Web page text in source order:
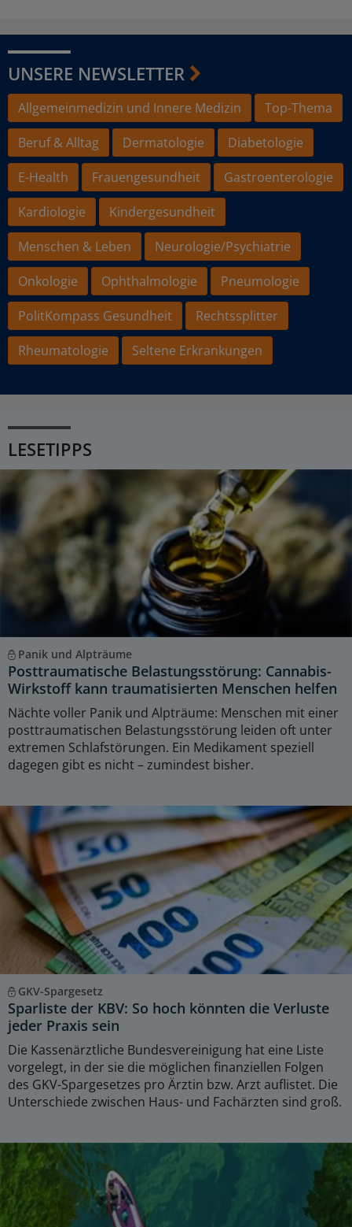
UNSERE NEWSLETTER
Allgemeinmedizin und Innere Medizin
Top-Thema
Beruf & Alltag
Dermatologie
Diabetologie
E-Health
Frauengesundheit
Gastroenterologie
Kardiologie
Kindergesundheit
Menschen & Leben
Neurologie/Psychiatrie
Onkologie
Ophthalmologie
Pneumologie
PolitKompass Gesundheit
Rechtssplitter
Rheumatologie
Seltene Erkrankungen
LESETIPPS
Panik und Alpträume
Posttraumatische Belastungsstörung: Cannabis-
Wirkstoff kann traumatisierten Menschen helfen
Nächte voller Panik und Alpträume: Menschen mit einer
posttraumatischen Belastungsstörung leiden oft unter
extremen Schlafstörungen. Ein Medikament speziell
dagegen gibt es nicht – zumindest bisher.
GKV-Spargesetz
Sparliste der KBV: So hoch könnten die Verluste
jeder Praxis sein
Die Kassenärztliche Bundesvereinigung hat eine Liste
vorgelegt, in der sie die möglichen finanziellen Folgen
des GKV-Spargesetzes pro Ärztin bzw. Arzt auflistet. Die
Unterschiede zwischen Haus- und Fachärzten sind groß.